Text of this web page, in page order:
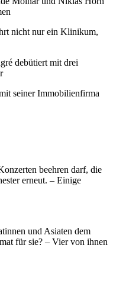
nicht nur ein Klinikum,
debütiert mit drei
seiner Immobilienfirma
beehren darf, die
erneut. – Einige
und Asiaten dem
für sie? – Vier von ihnen